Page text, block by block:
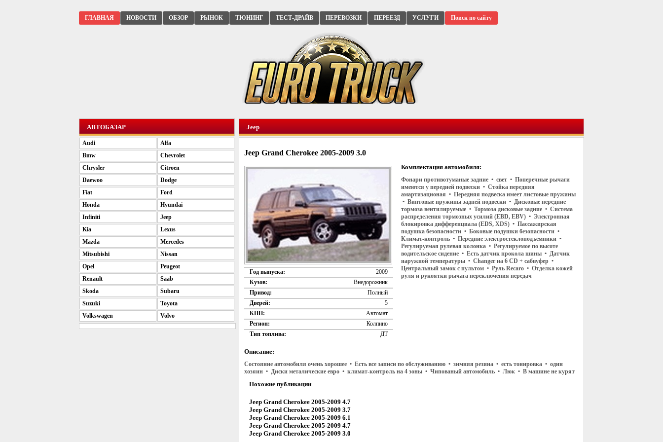
ГЛАВНАЯ НОВОСТИ ОБЗОР РЫНОК ТЮНИНГ ТЕСТ-ДРАЙВ ПЕРЕВОЗКИ ПЕРЕЕЗД УСЛУГИ Поиск по сайту
Jeep
Jeep Grand Cherokee 2005-2009 3.0
Год выпуска:
2009
Кузов:
Внедорожник
Привод:
Полный
Дверей:
5
КПП:
Автомат
Регион:
Колпино
Тип топлива:
ДТ
Комплектация автомобиля:
Фонари противотуманые задние • свет • Поперечные рычаги
имеются у передней подвески • Стойка передняя
амартизационая • Передняя подвеска имеет листовые пружины
• Винтовые пружины задней подвески • Дисковые передние
тормоза вентилируемые • Тормоза дисковые задние • Система
распределения тормозных усилий (EBD, EBV) • Электронная
блокировка дифференциала (EDS, XDS) • Пассажирская
подушка безопасности • Боковые подушки безопасности •
Климат-контроль • Передние электростеклоподъемники •
Регулируемая рулевая колонка • Регулируемое по высоте
водительское сидение • Есть датчик прокола шины • Датчик
наружной температуры • Changer на 6 CD + сабвуфер •
Центральный замок с пультом • Руль Recaro • Отделка кожей
руля и рукоятки рычага переключения передач
Описание:
Состояние автомобиля очень хорошее • Есть все записи по обслуживанию • зимняя резина • есть тонировка • один
хозяин • Диски металические евро • климат-контроль на 4 зоны • Чипованый автомобиль • Люк • В машине не курят
Похожие публикации
Jeep Grand Cherokee 2005-2009 4.7
Jeep Grand Cherokee 2005-2009 3.7
Jeep Grand Cherokee 2005-2009 6.1
Jeep Grand Cherokee 2005-2009 4.7
Jeep Grand Cherokee 2005-2009 3.0
АВТОБАЗАР
Audi
Alfa
Bmw
Chevrolet
Chrysler
Citroen
Daewoo
Dodge
Fiat
Ford
Honda
Hyundai
Infiniti
Jeep
Kia
Lexus
Mazda
Mercedes
Mitsubishi
Nissan
Opel
Peugeot
Renault
Saab
Skoda
Subaru
Suzuki
Toyota
Volkswagen
Volvo